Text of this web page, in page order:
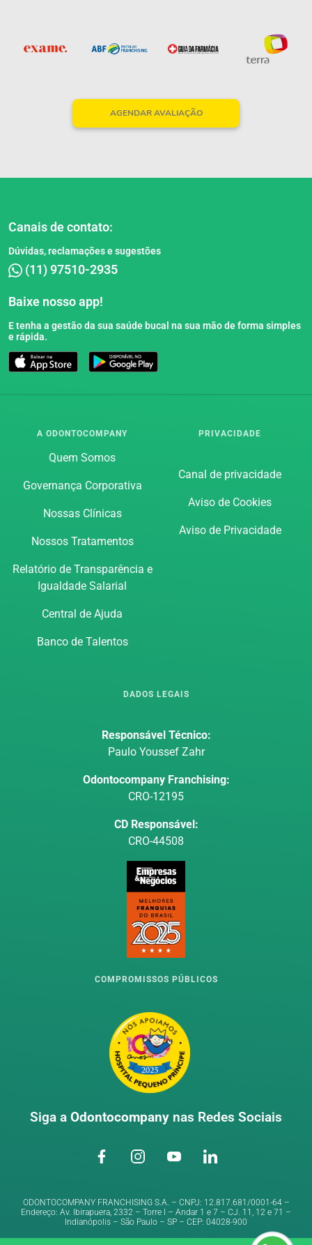
AGENDAR AVALIAÇÃO
Canais de contato:
Dúvidas, reclamações e sugestões
(11) 97510-2935
Baixe nosso app!
E tenha a gestão da sua saúde bucal na sua mão de forma simples
e rápida.
A ODONTOCOMPANY
Quem Somos
Governança Corporativa
Nossas Clínicas
Nossos Tratamentos
Relatório de Transparência e
Igualdade Salarial
Central de Ajuda
Banco de Talentos
PRIVACIDADE
Canal de privacidade
Aviso de Cookies
Aviso de Privacidade
DADOS LEGAIS
Responsável Técnico:
Paulo Youssef Zahr
Odontocompany Franchising:
CRO-12195
CD Responsável:
CRO-44508
COMPROMISSOS PÚBLICOS
Siga a Odontocompany nas Redes Sociais
ODONTOCOMPANY FRANCHISING S.A. – CNPJ: 12.817.681/0001-64 –
Endereço: Av. Ibirapuera, 2332 – Torre I – Andar 1 e 7 – CJ. 11, 12 e 71 –
Indianópolis – São Paulo – SP – CEP: 04028-900